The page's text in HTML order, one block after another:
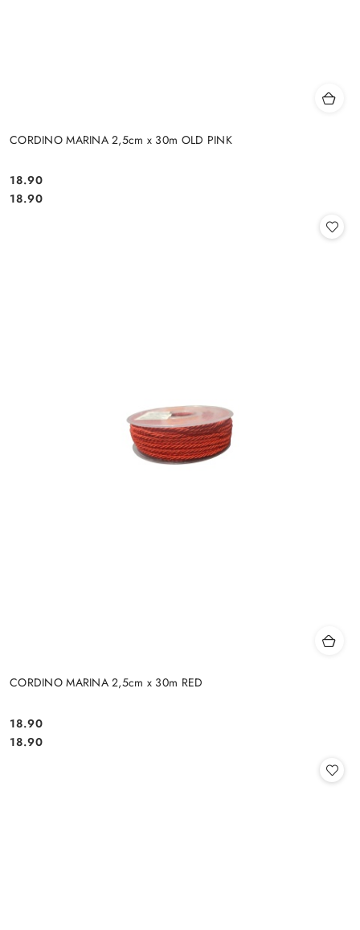
CORDINO MARINA 2,5cm x 30m OLD PINK
Cena:
18.90
Cena:
18.90
CORDINO MARINA 2,5cm x 30m RED
Cena:
18.90
Cena:
18.90